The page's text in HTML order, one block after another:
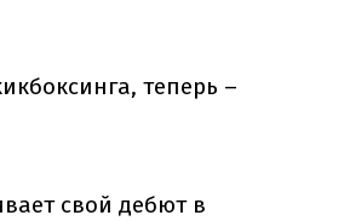
теперь –
свой дебют в